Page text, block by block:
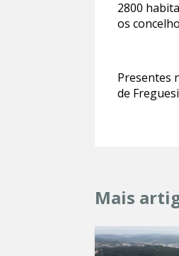
2800
os
Presentes
de
Mais